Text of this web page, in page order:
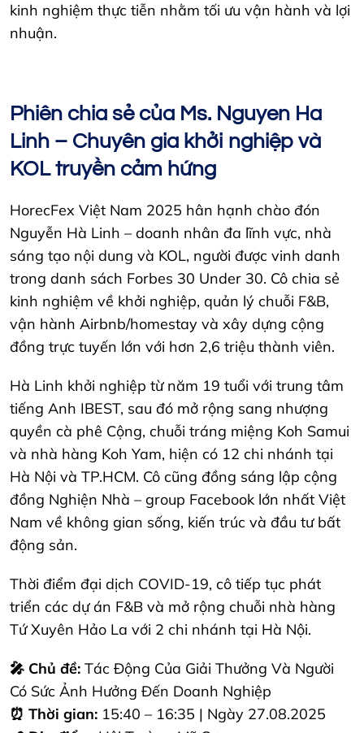
kinh nghiệm thực tiễn nhằm tối ưu vận hành và lợi
nhuận.
Phiên chia sẻ của Ms. Nguyen Ha
Linh – Chuyên gia khởi nghiệp và
KOL truyền cảm hứng
HorecFex Việt Nam 2025 hân hạnh chào đón
Nguyễn Hà Linh – doanh nhân đa lĩnh vực, nhà
sáng tạo nội dung và KOL, người được vinh danh
trong danh sách Forbes 30 Under 30. Cô chia sẻ
kinh nghiệm về khởi nghiệp, quản lý chuỗi F&B,
vận hành Airbnb/homestay và xây dựng cộng
đồng trực tuyến lớn với hơn 2,6 triệu thành viên.
Hà Linh khởi nghiệp từ năm 19 tuổi với trung tâm
tiếng Anh IBEST, sau đó mở rộng sang nhượng
quyền cà phê Cộng, chuỗi tráng miệng Koh Samui
và nhà hàng Koh Yam, hiện có 12 chi nhánh tại
Hà Nội và TP.HCM. Cô cũng đồng sáng lập cộng
đồng Nghiện Nhà – group Facebook lớn nhất Việt
Nam về không gian sống, kiến trúc và đầu tư bất
động sản.
Thời điểm đại dịch COVID-19, cô tiếp tục phát
triển các dự án F&B và mở rộng chuỗi nhà hàng
Tứ Xuyên Hảo La với 2 chi nhánh tại Hà Nội.
🎤 Chủ đề: Tác Động Của Giải Thưởng Và Người
Có Sức Ảnh Hưởng Đến Doanh Nghiệp
⏰ Thời gian: 15:40 – 16:35 | Ngày 27.08.2025